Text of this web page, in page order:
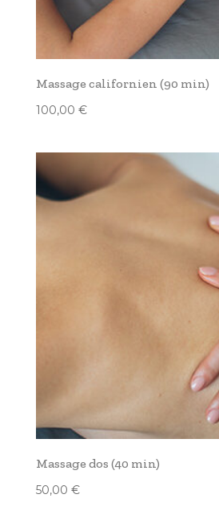
Massage californien (90 min)
100,00 €
Massage dos (40 min)
50,00 €